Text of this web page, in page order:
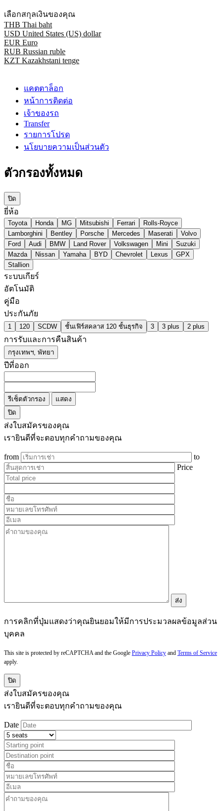
เลือกสกุลเงินของคุณ
THB Thai baht
USD United States (US) dollar
EUR Euro
RUB Russian ruble
KZT Kazakhstani tenge
แคตตาล็อก
หน้าการติดต่อ
เจ้าของรถ
Transfer
รายการโปรด
นโยบายความเป็นส่วนตัว
ตัวกรองทั้งหมด
ปิด
ยี่ห้อ
Toyota Honda MG Mitsubishi Ferrari
Rolls-Royce
Lamborghini
Bentley Porsche Mercedes Maserati
Volvo
Ford
Audi BMW Land Rover Volkswagen Mini
Suzuki
Mazda
Nissan Yamaha BYD Chevrolet Lexus
GPX
Stallion
ระบบเกียร์
อัตโนมัติ
คู่มือ
ประกันภัย
1 120 SCDW ชั้นเฟิร์สคลาส 120 ชั้นธุรกิจ 3 3 plus 2 plus
การรับและการคืนสินค้า
กรุงเทพฯ, พัทยา
ปีที่ออก
รีเซ็ตตัวกรอง
แสดง
ปิด
ส่งใบสมัครของคุณ
เรายินดีที่จะตอบทุกคำถามของคุณ
from
to
Price
การคลิกที่ปุ่มแสดงว่าคุณยินยอมให้มีการประมวลผลข้อมูลส่วน
บุคคล
This site is protected by reCAPTCHA and the Google Privacy Policy and Terms of Service
apply.
ปิด
ส่งใบสมัครของคุณ
เรายินดีที่จะตอบทุกคำถามของคุณ
Date